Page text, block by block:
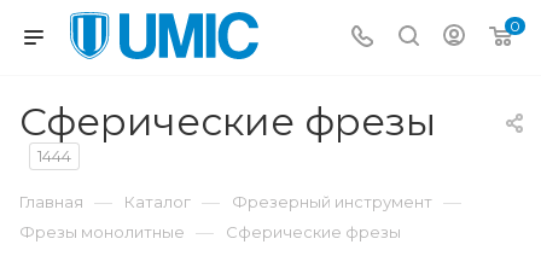
0
Сферические фрезы
1444
Главная — Каталог — Фрезерный инструмент —
Фрезы монолитные — Сферические фрезы